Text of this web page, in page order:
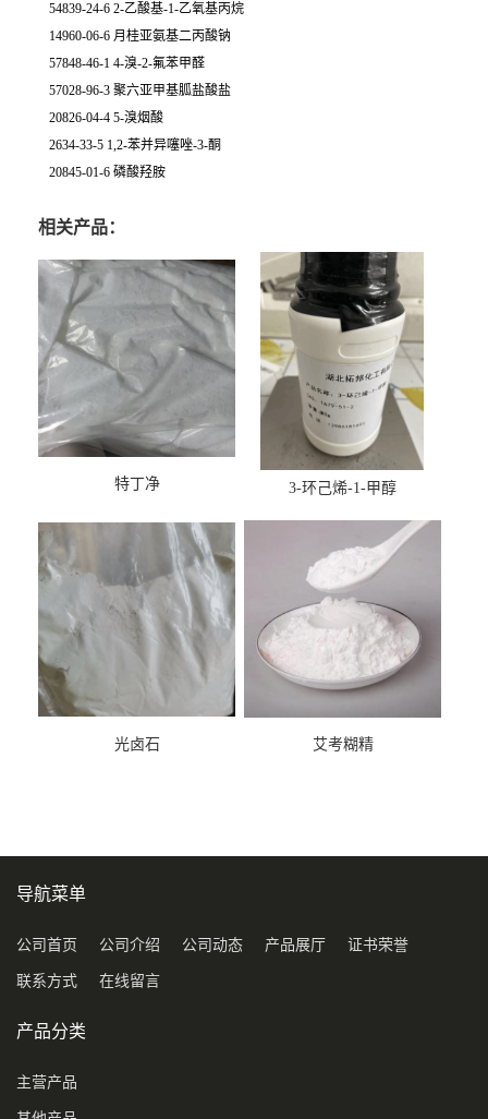
54839-24-6 2-乙酸基-1-乙氧基丙烷
14960-06-6 月桂亚氨基二丙酸钠
57848-46-1 4-溴-2-氟苯甲醛
57028-96-3 聚六亚甲基胍盐酸盐
20826-04-4 5-溴烟酸
2634-33-5 1,2-苯并异噻唑-3-酮
20845-01-6 磷酸羟胺
相关产品：
特丁净 3-环己烯-1-甲醇
光卤石 艾考糊精
导航菜单
公司首页 公司介绍 公司动态 产品展厅 证书荣誉
联系方式 在线留言
产品分类
主营产品